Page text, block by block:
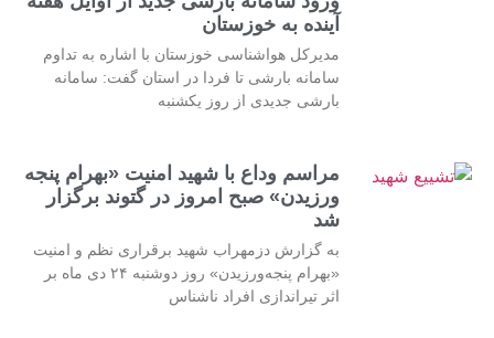
آینده به خوزستان
مدیرکل هواشناسی خوزستان با اشاره به تداوم
سامانه بارشی تا فردا در استان گفت: سامانه
بارشی جدیدی از روز یکشنبه
مراسم وداع با شهید امنیت «بهرام پنجه
ورزیدن» صبح امروز در گتوند برگزار
به گزارش دزمهراب شهید برقراری نظم و امنیت
«بهرام پنجه‌ورزیدن» روز دوشنبه ۲۴ دی ماه بر
اثر تیراندازی افراد ناشناس